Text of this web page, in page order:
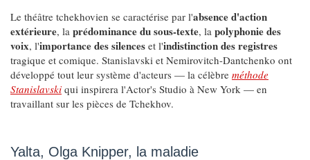
Le théâtre tchekhovien se caractérise par l'absence d'action
extérieure, la prédominance du sous-texte, la polyphonie des
voix, l'importance des silences et l'indistinction des registres
tragique et comique. Stanislavski et Nemirovitch-Dantchenko ont
développé tout leur système d'acteurs — la célèbre méthode
Stanislavski qui inspirera l'Actor's Studio à New York — en
travaillant sur les pièces de Tchekhov.
Yalta, Olga Knipper, la maladie